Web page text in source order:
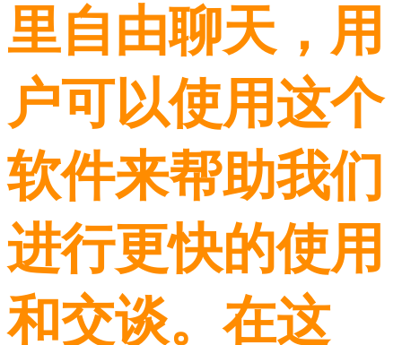
里自由聊天，用
户可以使用这个
软件来帮助我们
进行更快的使用
和交谈。在这